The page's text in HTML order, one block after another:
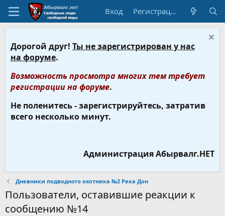
Вход Регистрация
Дорогой друг! Ты не зарегистрирован у нас
на форуме.
Возможность просмотра многих тем требует
регистрации на форуме.
Не поленитесь - зарегистрируйтесь, затратив
всего несколько минут.
Администрация Абырвалг.НЕТ
Дневники подводного охотника №2 Река Дон
Пользователи, оставившие реакции к
сообщению №14